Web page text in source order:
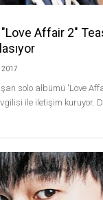
Affair 2"
2017
solo albümü 'Love
ile iletişim kuruyor.